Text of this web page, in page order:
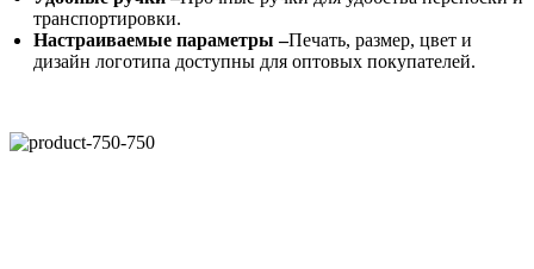
транспортировки.
Настраиваемые параметры –Печать, размер, цвет и
дизайн логотипа доступны для оптовых покупателей.